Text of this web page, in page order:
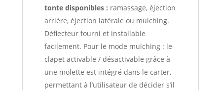
tonte disponibles : ramassage, éjection
arrière, éjection latérale ou mulching.
Déflecteur fourni et installable
facilement. Pour le mode mulching : le
clapet activable / désactivable grâce à
une molette est intégré dans le carter,
permettant à l’utilisateur de décider s’il